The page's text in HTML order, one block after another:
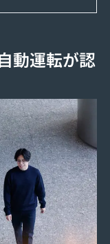
動運転が認